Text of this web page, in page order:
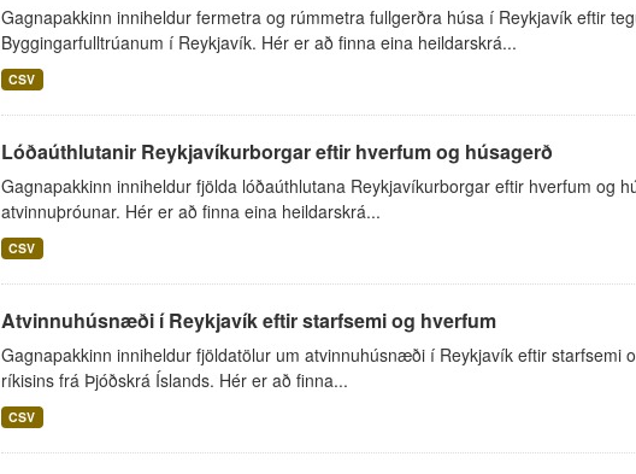
Gagnapakkinn inniheldur fermetra og rúmmetra fullgerðra húsa í Reykjavík eftir
Byggingarfulltrúanum í Reykjavík. Hér er að finna eina heildarskrá...
CSV
Lóðaúthlutanir Reykjavíkurborgar eftir hverfum og húsagerð
Gagnapakkinn inniheldur fjölda lóðaúthlutana Reykjavíkurborgar eftir hverfum og
atvinnuþróunar. Hér er að finna eina heildarskrá...
CSV
Atvinnuhúsnæði í Reykjavík eftir starfsemi og hverfum
Gagnapakkinn inniheldur fjöldatölur um atvinnuhúsnæði í Reykjavík eftir starfsemi
ríkisins frá Þjóðskrá Íslands. Hér er að finna...
CSV